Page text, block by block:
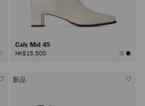
Caly Mid 45
HK$15,500
新品